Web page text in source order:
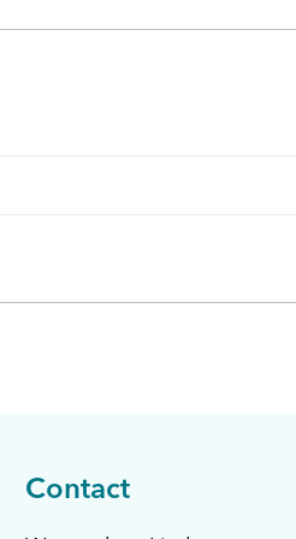
Contact